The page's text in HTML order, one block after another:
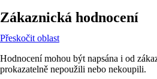
Zákaznická hodnocení
Přeskočit oblast
Hodnocení mohou být napsána i od
prokazatelně nepoužili nebo nekoupili.